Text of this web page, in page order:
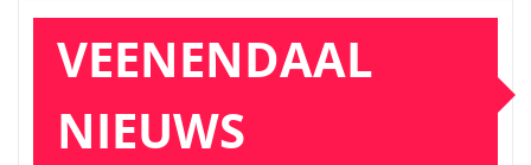
VEENENDAAL
NIEUWS